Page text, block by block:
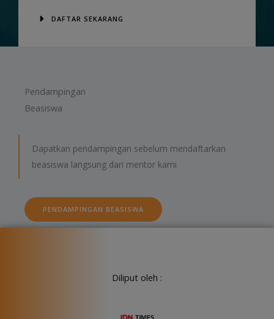
DAFTAR SEKARANG
Pendampingan
Beasiswa
Dapatkan pendampingan sebelum mendaftarkan
beasiswa langsung dari mentor kami
PENDAMPINGAN BEASISWA
Diliput oleh :